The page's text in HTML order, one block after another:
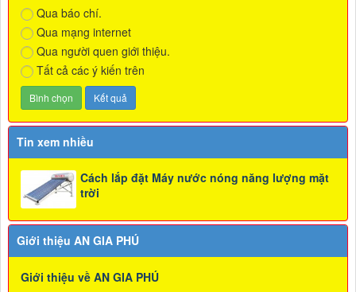
Qua báo chí.
Qua mạng internet
Qua người quen giới thiệu.
Tất cả các ý kiến trên
Tin xem nhiều
Cách lắp đặt Máy nước nóng năng lượng mặt
trời
Giới thiệu AN GIA PHÚ
Giới thiệu về AN GIA PHÚ